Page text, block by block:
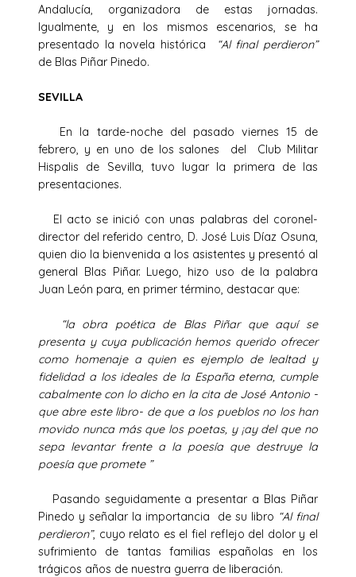
Andalucía, organizadora de estas jornadas.
Igualmente, y en los mismos escenarios, se ha
presentado la novela histórica
“Al final perdieron”
de Blas Piñar Pinedo.
SEVILLA
En la tarde-noche del pasado viernes 15 de
febrero, y en uno de los salones del Club Militar
Hispalis de Sevilla, tuvo lugar la primera de las
presentaciones.
El acto se inició con unas palabras del coronel-
director del referido centro, D. José Luis Díaz Osuna,
quien dio la bienvenida a los asistentes y presentó al
general Blas Piñar. Luego, hizo uso de la palabra
Juan León para, en primer término, destacar que:
“la obra poética de Blas Piñar que aquí se
presenta y cuya publicación hemos querido ofrecer
como homenaje a quien es ejemplo de lealtad y
fidelidad a los ideales de la España eterna, cumple
cabalmente con lo dicho en la cita de José Antonio -
que abre este libro- de que a los pueblos no los han
movido nunca más que los poetas, y ¡ay del que no
sepa levantar frente a la poesía que destruye la
poesía que promete ”
Pasando seguidamente a presentar a Blas Piñar
Pinedo y señalar la importancia de su libro “Al final
perdieron”, cuyo relato es el fiel reflejo del dolor y el
sufrimiento de tantas familias españolas en los
trágicos años de nuestra guerra de liberación.